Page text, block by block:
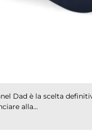
Dad è la scelta
alla...